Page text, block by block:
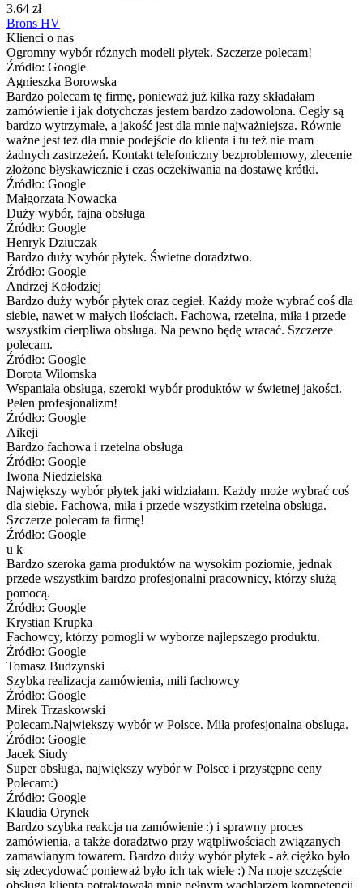
3.64 zł
Brons HV
Klienci o nas
Ogromny wybór różnych modeli płytek. Szczerze polecam!
Źródło: Google
Agnieszka Borowska
Bardzo polecam tę firmę, ponieważ już kilka razy składałam
zamówienie i jak dotychczas jestem bardzo zadowolona. Cegły są
bardzo wytrzymałe, a jakość jest dla mnie najważniejsza. Równie
ważne jest też dla mnie podejście do klienta i tu też nie mam
żadnych zastrzeżeń. Kontakt telefoniczny bezproblemowy, zlecenie
złożone błyskawicznie i czas oczekiwania na dostawę krótki.
Źródło: Google
Małgorzata Nowacka
Duży wybór, fajna obsługa
Źródło: Google
Henryk Dziuczak
Bardzo duży wybór płytek. Świetne doradztwo.
Źródło: Google
Andrzej Kołodziej
Bardzo duży wybór płytek oraz cegieł. Każdy może wybrać coś dla
siebie, nawet w małych ilościach. Fachowa, rzetelna, miła i przede
wszystkim cierpliwa obsługa. Na pewno będę wracać. Szczerze
polecam.
Źródło: Google
Dorota Wilomska
Wspaniała obsługa, szeroki wybór produktów w świetnej jakości.
Pełen profesjonalizm!
Źródło: Google
Aikeji
Bardzo fachowa i rzetelna obsługa
Źródło: Google
Iwona Niedzielska
Największy wybór płytek jaki widziałam. Każdy może wybrać coś
dla siebie. Fachowa, miła i przede wszystkim rzetelna obsługa.
Szczerze polecam ta firmę!
Źródło: Google
u k
Bardzo szeroka gama produktów na wysokim poziomie, jednak
przede wszystkim bardzo profesjonalni pracownicy, którzy służą
pomocą.
Źródło: Google
Krystian Krupka
Fachowcy, którzy pomogli w wyborze najlepszego produktu.
Źródło: Google
Tomasz Budzynski
Szybka realizacja zamówienia, mili fachowcy
Źródło: Google
Mirek Trzaskowski
Polecam.Najwiekszy wybór w Polsce. Miła profesjonalna obsluga.
Źródło: Google
Jacek Siudy
Super obsługa, największy wybór w Polsce i przystępne ceny
Polecam:)
Źródło: Google
Klaudia Orynek
Bardzo szybka reakcja na zamówienie :) i sprawny proces
zamówienia, a także doradztwo przy wątpliwościach związanych
zamawianym towarem. Bardzo duży wybór płytek - aż ciężko było
się zdecydować ponieważ było ich tak wiele :) Na moje szczęście
obsługa klienta potraktowała mnie pełnym wachlarzem kompetencji